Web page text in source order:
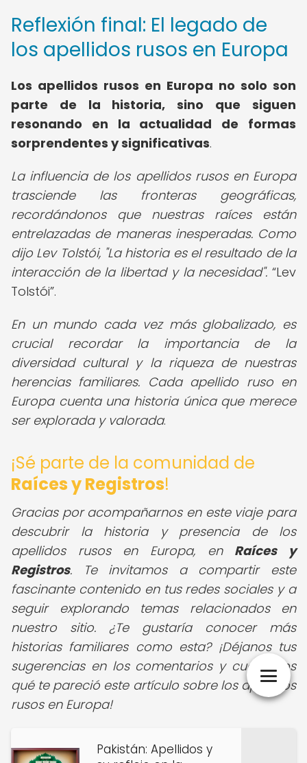
Reflexión final: El legado de
los apellidos rusos en Europa
Los apellidos rusos en Europa no solo son
parte de la historia, sino que siguen
resonando en la actualidad de formas
sorprendentes y significativas.
La influencia de los apellidos rusos en Europa
trasciende las fronteras geográficas,
recordándonos que nuestras raíces están
entrelazadas de maneras inesperadas. Como
dijo Lev Tolstói, "La historia es el resultado de la
interacción de la libertad y la necesidad". Lev
Tolstói .
En un mundo cada vez más globalizado, es
crucial recordar la importancia de la
diversidad cultural y la riqueza de nuestras
herencias familiares. Cada apellido ruso en
Europa cuenta una historia única que merece
ser explorada y valorada.
¡Sé parte de la comunidad de
Raíces y Registros!
Gracias por acompañarnos en este viaje para
descubrir la historia y presencia de los
apellidos rusos en Europa, en Raíces y
Registros. Te invitamos a compartir este
fascinante contenido en tus redes sociales y a
seguir explorando temas relacionados en
nuestro sitio. ¿Te gustaría conocer más
historias familiares como esta? ¡Déjanos tus
sugerencias en los comentarios y cuéntanos
qué te pareció este artículo sobre los apellidos
rusos en Europa!
Pakistán: Apellidos y